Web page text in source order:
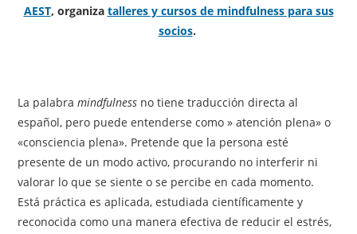
AEST, organiza talleres y cursos de mindfulness para sus
socios.
La palabramindfulness no tiene traducción directa al
español, pero puede entenderse como » atención plena» o
«consciencia plena». Pretende que la persona esté
presente de un modo activo, procurando no interferir ni
valorar lo que se siente o se percibe en cada momento.
Está práctica es aplicada, estudiada científicamente y
reconocida como una manera efectiva de reducir el estrés,